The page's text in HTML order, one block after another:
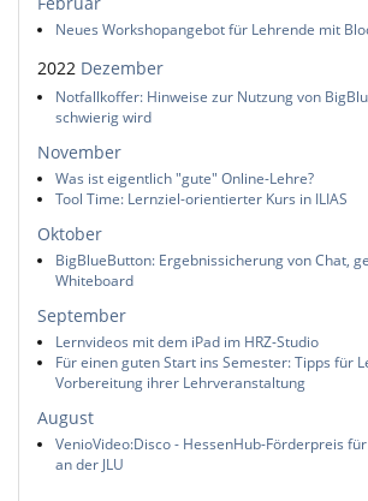
Neues Workshopangebot für Lehrende mit
2022 Dezember
Notfallkoffer: Hinweise zur Nutzung von
schwierig wird
November
Was ist eigentlich "gute" Online-Lehre?
Tool Time: Lernziel-orientierter Kurs in ILIAS
Oktober
BigBlueButton: Ergebnissicherung von Chat,
Whiteboard
September
Lernvideos mit dem iPad im HRZ-Studio
Für einen guten Start ins Semester: Tipps für
Vorbereitung ihrer Lehrveranstaltung
August
VenioVideo:Disco - HessenHub-Förderpreis
an der JLU